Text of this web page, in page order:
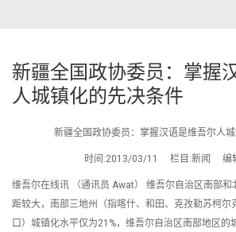
新疆全国政协委员：掌握
人城镇化的先决条件
新疆全国政协委员：掌握汉语是维吾尔人
时间:2013/03/11 栏目:新闻 编
维吾尔在线讯 （通讯员 Awat） 维吾尔自治区南部
距较大，南部三地州（指喀什、和田、克孜勒苏柯尔
口）城镇化水平仅为21%，维吾尔自治区南部地区的